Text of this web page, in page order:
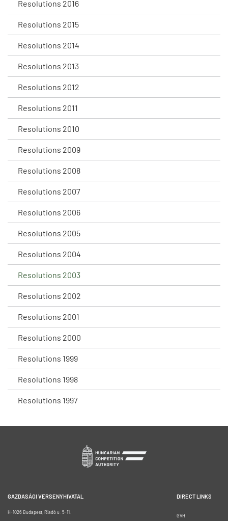
Resolutions 2016
Resolutions 2015
Resolutions 2014
Resolutions 2013
Resolutions 2012
Resolutions 2011
Resolutions 2010
Resolutions 2009
Resolutions 2008
Resolutions 2007
Resolutions 2006
Resolutions 2005
Resolutions 2004
Resolutions 2003
Resolutions 2002
Resolutions 2001
Resolutions 2000
Resolutions 1999
Resolutions 1998
Resolutions 1997
GAZDASÁGI VERSENYHIVATAL
H-1026 Budapest, Riadó u. 5-11.
DIRECT LINKS
GVH